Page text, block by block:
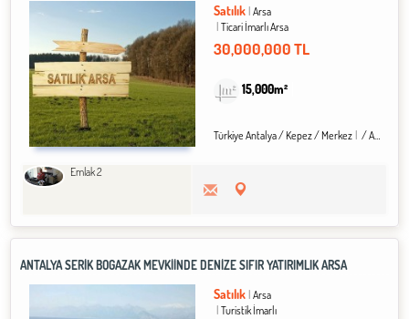
Satılık Arsa
Ticari İmarlı Arsa
30,000,000 TL
15,000m²
Türkiye Antalya / Kepez/ Merkez / Altınova Sinan Mah.
Emlak 2
ANTALYA SERIK BOĞAZAK MEVKIINDE DENIZE SIFIR YATIRIMLIK ARSA
Satılık Arsa
Turistik İmarlı